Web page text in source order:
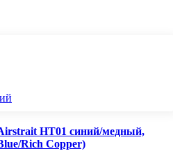
HT01 синий/медный,
Rich Copper)